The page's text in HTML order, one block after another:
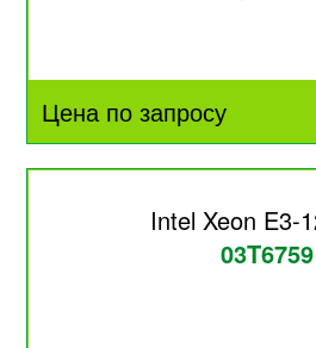
Цена по запросу
Intel Xeon E3-
03T6759